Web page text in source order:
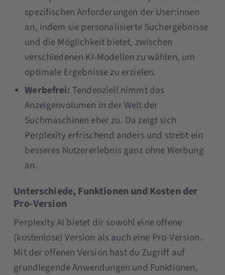
spezifischen Anforderungen der User:innen
an, indem sie personalisierte Suchergebnisse
und die Möglichkeit bietet, zwischen
verschiedenen KI-Modellen zu wählen, um
optimale Ergebnisse zu erzielen​​.
Werbefrei:Tendenziell nimmt das
Anzeigenvolumen in der Welt der
Suchmaschinen eher zu. Da zeigt sich
Perplexity erfrischend anders und strebt ein
besseres Nutzererlebnis ganz ohne Werbung
an.
Unterschiede, Funktionen und Kosten der
Pro-Version
Perplexity AI bietet dir sowohl eine offene
(kostenlose) Version als auch eine Pro-Version.
Mit der offenen Version hast du Zugriff auf
grundlegende Anwendungen und Funktionen,